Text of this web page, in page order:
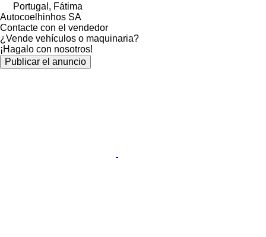
Portugal, Fátima
Autocoelhinhos SA
Contacte con el vendedor
¿Vende vehículos o maquinaria?
¡Hagalo con nosotros!
Publicar el anuncio